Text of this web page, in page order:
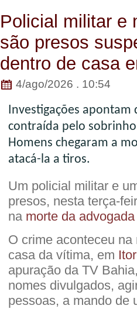
Policial militar e
são presos
dentro de casa
4/ago/2026 . 10:54
Investigações
contraída pelo
Homens chegaram a
atacá-la a tiros.
Um policial militar e
presos, nesta terça-
na morte da a
O crime aconteceu
casa da vítima, em
apuração da TV
nomes divulgados,
pessoas, a mando de